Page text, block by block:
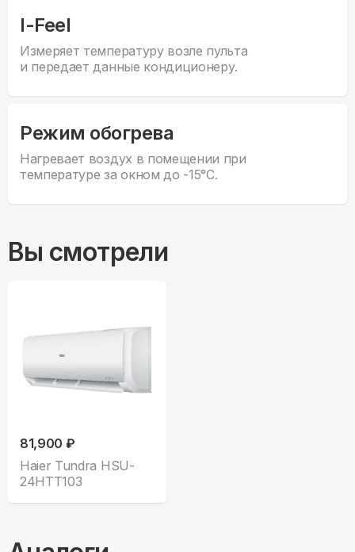
I-Feel
Измеряет температуру возле пульта
и передает данные кондиционеру.
Режим обогрева
Нагревает воздух в помещении при
температуре за окном до -15°С.
Вы смотрели
81,900 ₽
Haier Tundra HSU-
24HTT103